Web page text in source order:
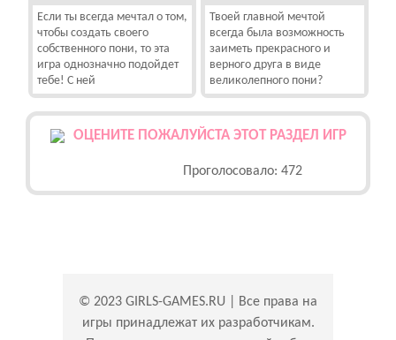
Если ты всегда мечтал о том,
чтобы создать своего
собственного пони, то эта
игра однозначно подойдет
тебе! С ней
Твоей главной мечтой
всегда была возможность
заиметь прекрасного и
верного друга в виде
великолепного пони?
ОЦЕНИТЕ ПОЖАЛУЙСТА ЭТОТ РАЗДЕЛ ИГР
Проголосовало: 472
© 2023 GIRLS-GAMES.RU | Все права на
игры принадлежат их разработчикам.